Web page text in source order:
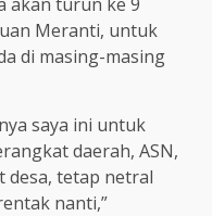
Meranti, untuk
di masing-masing
saya ini untuk
daerah, ASN,
desa, tetap netral
nanti,”